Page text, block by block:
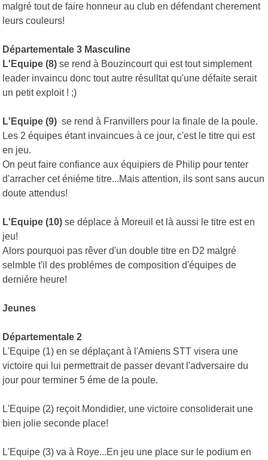
malgré tout de faire honneur au club en défendant cherement
leurs couleurs!
Départementale 3 Masculine
L'Equipe (8) se rend à Bouzincourt qui est tout simplement
leader invaincu donc tout autre résulltat qu'une défaite serait
un petit exploit ! ;)
L'Equipe (9) se rend à Franvillers pour la finale de la poule.
Les 2 équipes étant invaincues à ce jour, c'est le titre qui est
en jeu.
On peut faire confiance aux équipiers de Philip pour tenter
d'arracher cet éniéme titre...Mais attention, ils sont sans aucun
doute attendus!
L'Equipe (10) se déplace à Moreuil et là aussi le titre est en
jeu!
Alors pourquoi pas rêver d'un double titre en D2 malgré
selmble t'il des problémes de composition d'équipes de
derniére heure!
Jeunes
Départementale 2
L'Equipe (1) en se déplaçant à l'Amiens STT visera une
victoire qui lui permettrait de passer devant l'adversaire du
jour pour terminer 5 éme de la poule.
L'Equipe (2) reçoit Mondidier, une victoire consoliderait une
bien jolie seconde place!
L'Equipe (3) va à Roye...En jeu une place sur le podium en